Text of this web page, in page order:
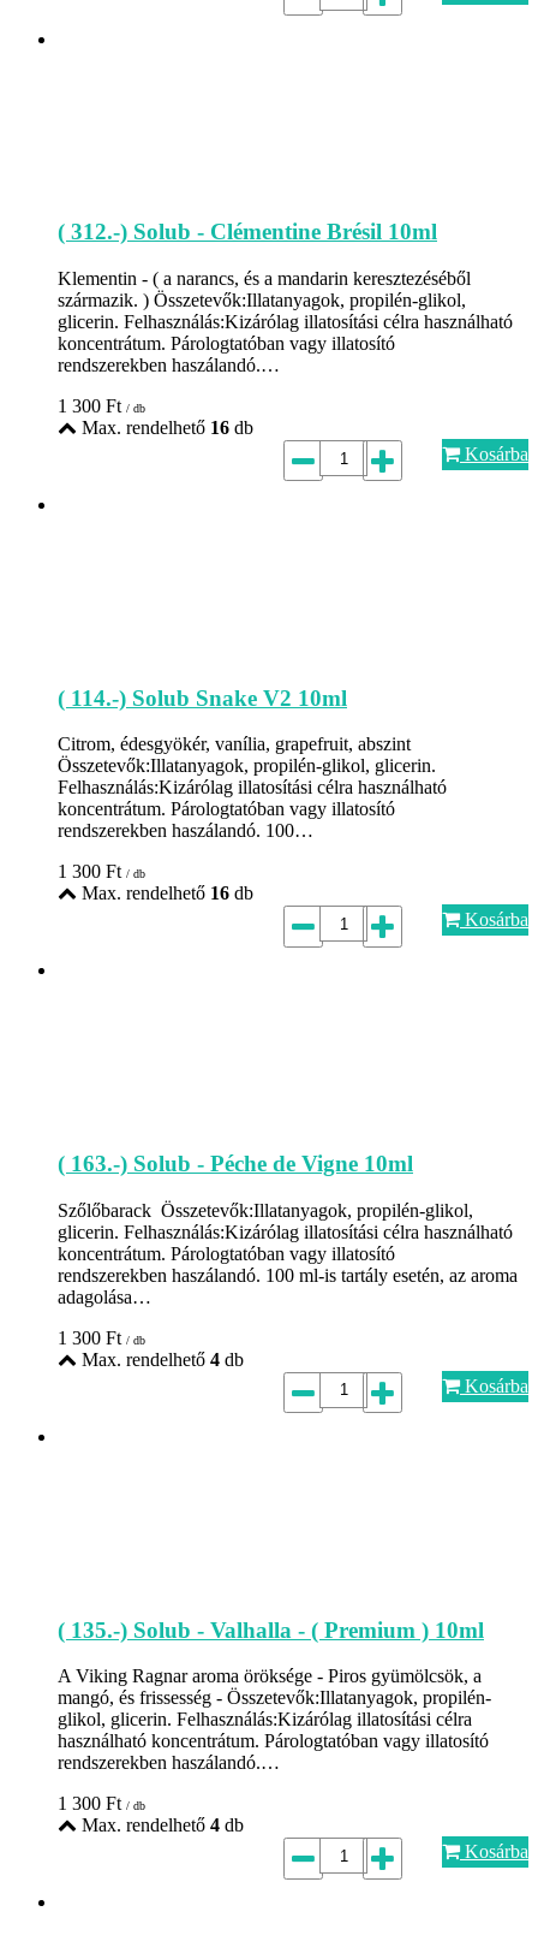
( 312.-) Solub - Clémentine Brésil 10ml
Klementin - ( a narancs, és a mandarin keresztezéséből
származik. ) Összetevők:Illatanyagok, propilén-glikol,
glicerin. Felhasználás:Kizárólag illatosítási célra használható
koncentrátum. Párologtatóban vagy illatosító
rendszerekben haszálandó.…
1 300 Ft / db
Max. rendelhető 16 db
Kosárba
( 114.-) Solub Snake V2 10ml
Citrom, édesgyökér, vanília, grapefruit, abszint
Összetevők:Illatanyagok, propilén-glikol, glicerin.
Felhasználás:Kizárólag illatosítási célra használható
koncentrátum. Párologtatóban vagy illatosító
rendszerekben haszálandó. 100…
1 300 Ft / db
Max. rendelhető 16 db
Kosárba
( 163.-) Solub - Péche de Vigne 10ml
Szőlőbarack Összetevők:Illatanyagok, propilén-glikol,
glicerin. Felhasználás:Kizárólag illatosítási célra használható
koncentrátum. Párologtatóban vagy illatosító
rendszerekben haszálandó. 100 ml-is tartály esetén, az aroma
adagolása…
1 300 Ft / db
Max. rendelhető 4 db
Kosárba
( 135.-) Solub - Valhalla - ( Premium ) 10ml
A Viking Ragnar aroma öröksége - Piros gyümölcsök, a
mangó, és frissesség - Összetevők:Illatanyagok, propilén-
glikol, glicerin. Felhasználás:Kizárólag illatosítási célra
használható koncentrátum. Párologtatóban vagy illatosító
rendszerekben haszálandó.…
1 300 Ft / db
Max. rendelhető 4 db
Kosárba